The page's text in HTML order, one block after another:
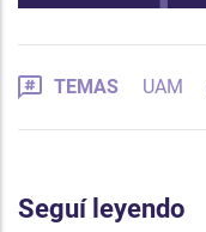
TEMAS UAM
Seguí leyendo